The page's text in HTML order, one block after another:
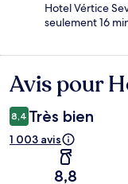
Hotel Vértice
seulement 16
Avis
Avis pour
8,4 Très bien
1 003 avis
8,8